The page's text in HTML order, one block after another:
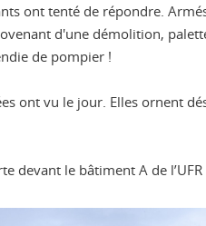
ont tenté de répondre.
d'une démolition,
de pompier !
ont vu le jour. Elles ornent
devant le bâtiment A de